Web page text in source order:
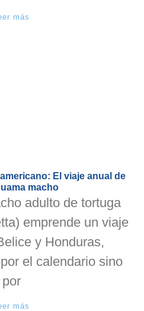
más
El viaje anual de
macho
adulto de tortuga
emprende un viaje
y Honduras,
el calendario sino
por
más